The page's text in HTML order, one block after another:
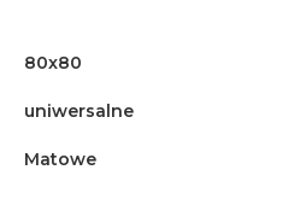
80x80
uniwersalne
Matowe